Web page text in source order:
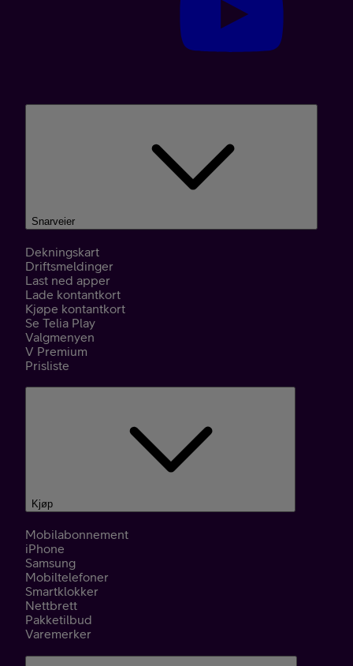
Snarveier
Dekningskart
Driftsmeldinger
Last ned apper
Lade kontantkort
Kjøpe kontantkort
Se Telia Play
Valgmenyen
V Premium
Prisliste
Kjøp
Mobilabonnement
iPhone
Samsung
Mobiltelefoner
Smartklokker
Nettbrett
Pakketilbud
Varemerker